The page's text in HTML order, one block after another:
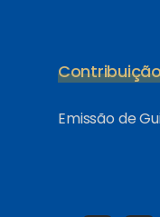
Emissão de